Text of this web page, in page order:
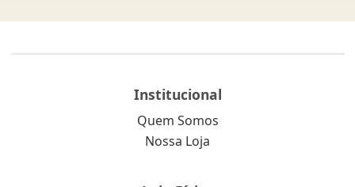
Institucional
Quem Somos
Nossa Loja